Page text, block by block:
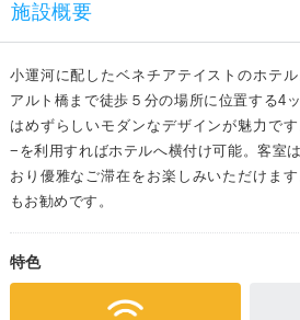
施設概要
小運河に配したベネチアテイストのホテ
アルト橋まで徒歩５分の場所に位置する4
はめずらしいモダンなデザインが魅力で
−を利用すればホテルへ横付け可能。客室
おり優雅なご滞在をお楽しみいただけま
もお勧めです。
特色